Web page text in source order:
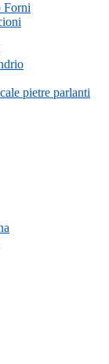
Forni
pietre parlanti